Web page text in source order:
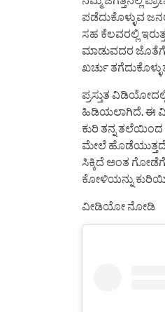
ಪಡೆದುಕೊಳ್ಳುವ
ಸಹ ಕೆಲವರಲ್ಲಿ
ಮಾಡುವದರ ಜೊತೆಗೆ
ಖರ್ಚು
ಪ್ರಸ್ತುತ
ಹಿಡಿಯಲಾಗಿದೆ. ಈ
ಕುರಿ ತನ್ನ
ಮೇಲೆ
ಸಿಕ್ಕಿದೆ ಅಂತ ಗೋಡೆಗೆ
ಕೋಳಿಯನ್ನು
ವೀಡಿಯೋ ನೋಡಿ